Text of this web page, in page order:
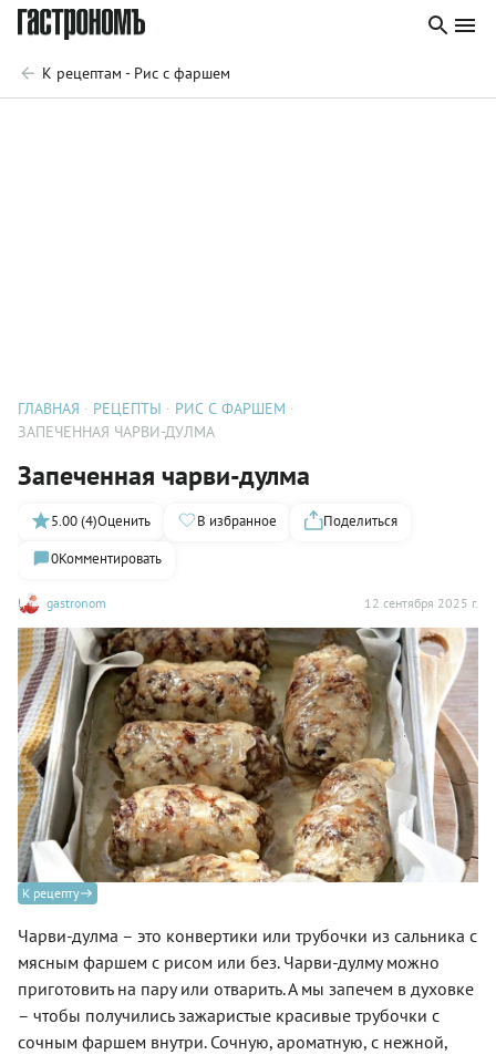
К рецептам - Рис с фаршем
ГЛАВНАЯ РЕЦЕПТЫ
РИС С ФАРШЕМ
ЗАПЕЧЕННАЯ ЧАРВИ-ДУЛМА
Запеченная чарви-дулма
gastronom 12 сентября 2025 г.
5.00 (4)Оценить В избранное
Поделиться
0Комментировать
К рецепту
Чарви-дулма – это конвертики или трубочки из сальника с
мясным фаршем с рисом или без. Чарви-дулму можно
приготовить на пару или отварить. А мы запечем в духовке
– чтобы получились зажаристые красивые трубочки с
сочным фаршем внутри. Сочную, ароматную, с нежной,